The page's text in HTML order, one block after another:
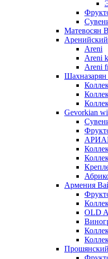
Матевосян
Areni
Areni
Areni
Gevorkian
Армения
OLD